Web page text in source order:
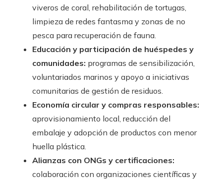
viveros de coral, rehabilitación de tortugas,
limpieza de redes fantasma y zonas de no
pesca para recuperación de fauna.
Educación y participación de huéspedes y
comunidades: programas de sensibilización,
voluntariados marinos y apoyo a iniciativas
comunitarias de gestión de residuos.
Economía circular y compras responsables:
aprovisionamiento local, reducción del
embalaje y adopción de productos con menor
huella plástica.
Alianzas con ONGs y certificaciones:
colaboración con organizaciones científicas y